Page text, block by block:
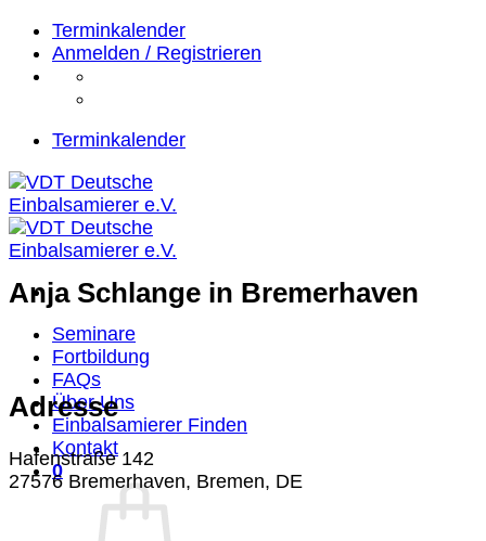
Zum
Inhalt
springen
Terminkalender
Anmelden / Registrieren
Terminkalender
Seminare
Fortbildung
FAQs
Über Uns
Einbalsamierer Finden
Kontakt
0
Anja Schlange in Bremerhaven
Adresse
Hafenstraße 142
27576 Bremerhaven, Bremen, DE